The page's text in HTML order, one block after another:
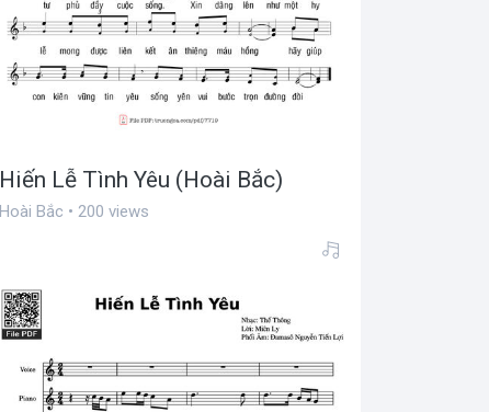
Hiến Lễ Tình Yêu (Hoài Bắc)
Hoài Bắc • 200 views